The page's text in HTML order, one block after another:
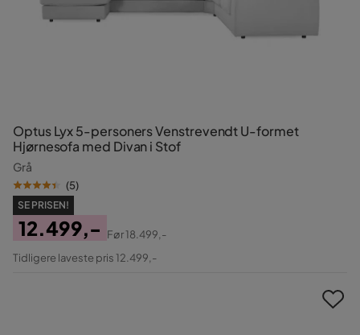
Optus Lyx 5-personers Venstrevendt U-formet
Hjørnesofa med Divan i Stof
Grå
(5)
SE PRISEN!
Pris
12.499,-
Original
Før18.499,-
Tidligere laveste pris 12.499,-